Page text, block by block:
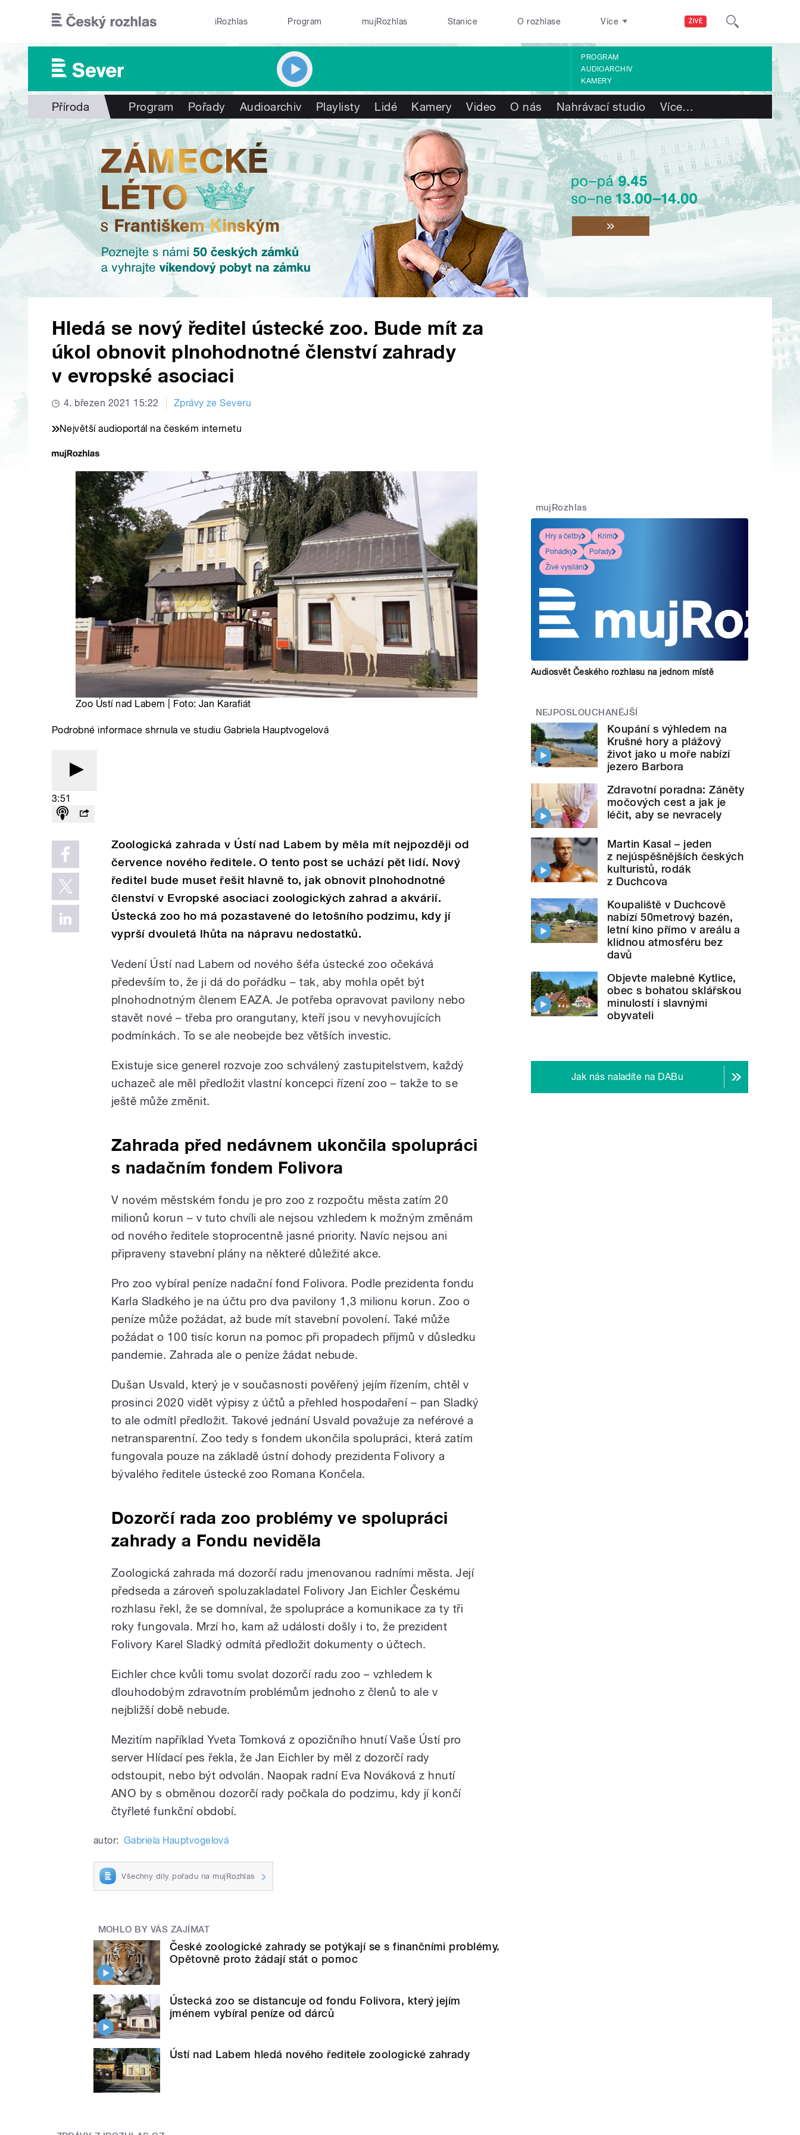
ŽIVĚ
iRozhlas Program mujRozhlas Stanice O rozhlase Více
PROGRAM
AUDIOARCHIV
KAMERY
Příroda Program Pořady Audioarchiv Playlisty Lidé Kamery Video O nás Nahrávací studio Více…
Hledá se nový ředitel ústecké zoo. Bude mít za
úkol obnovit plnohodnotné členství zahrady
v evropské asociaci
4. březen 2021 15:22 Zprávy ze Severu
Největší audioportál na českém internetu
Zoo Ústí nad Labem | Foto: Jan Karafiát
Podrobné informace shrnula ve studiu Gabriela Hauptvogelová
3:51
Zoologická zahrada v Ústí nad Labem by měla mít nejpozději od
července nového ředitele. O tento post se uchází pět lidí. Nový
ředitel bude muset řešit hlavně to, jak obnovit plnohodnotné
členství v Evropské asociaci zoologických zahrad a akvárií.
Ústecká zoo ho má pozastavené do letošního podzimu, kdy jí
vyprší dvouletá lhůta na nápravu nedostatků.
Vedení Ústí nad Labem od nového šéfa ústecké zoo očekává
především to, že ji dá do pořádku – tak, aby mohla opět být
plnohodnotným členem EAZA. Je potřeba opravovat pavilony nebo
stavět nové – třeba pro orangutany, kteří jsou v nevyhovujících
podmínkách. To se ale neobejde bez větších investic.
Existuje sice generel rozvoje zoo schválený zastupitelstvem, každý
uchazeč ale měl předložit vlastní koncepci řízení zoo – takže to se
ještě může změnit.
Zahrada před nedávnem ukončila spolupráci
s nadačním fondem Folivora
V novém městském fondu je pro zoo z rozpočtu města zatím 20
milionů korun – v tuto chvíli ale nejsou vzhledem k možným změnám
od nového ředitele stoprocentně jasné priority. Navíc nejsou ani
připraveny stavební plány na některé důležité akce.
Pro zoo vybíral peníze nadační fond Folivora. Podle prezidenta fondu
Karla Sladkého je na účtu pro dva pavilony 1,3 milionu korun. Zoo o
peníze může požádat, až bude mít stavební povolení. Také může
požádat o 100 tisíc korun na pomoc při propadech příjmů v důsledku
pandemie. Zahrada ale o peníze žádat nebude.
Dušan Usvald, který je v současnosti pověřený jejím řízením, chtěl v
prosinci 2020 vidět výpisy z účtů a přehled hospodaření – pan Sladký
to ale odmítl předložit. Takové jednání Usvald považuje za neférové a
netransparentní. Zoo tedy s fondem ukončila spolupráci, která zatím
fungovala pouze na základě ústní dohody prezidenta Folivory a
bývalého ředitele ústecké zoo Romana Končela.
Dozorčí rada zoo problémy ve spolupráci
zahrady a Fondu neviděla
Zoologická zahrada má dozorčí radu jmenovanou radními města. Její
předseda a zároveň spoluzakladatel Folivory Jan Eichler Českému
rozhlasu řekl, že se domníval, že spolupráce a komunikace za ty tři
roky fungovala. Mrzí ho, kam až události došly i to, že prezident
Folivory Karel Sladký odmítá předložit dokumenty o účtech.
Eichler chce kvůli tomu svolat dozorčí radu zoo – vzhledem k
dlouhodobým zdravotním problémům jednoho z členů to ale v
nejbližší době nebude.
Mezitím například Yveta Tomková z opozičního hnutí Vaše Ústí pro
server Hlídací pes řekla, že Jan Eichler by měl z dozorčí rady
odstoupit, nebo být odvolán. Naopak radní Eva Nováková z hnutí
ANO by s obměnou dozorčí rady počkala do podzimu, kdy jí končí
čtyřleté funkční období.
autor: Gabriela Hauptvogelová
Všechny díly pořadu na mujRozhlas
MOHLO BY VÁS ZAJÍMAT
České zoologické zahrady se potýkají se s finančními problémy.
Opětovně proto žádají stát o pomoc
Ústecká zoo se distancuje od fondu Folivora, který jejím
jménem vybíral peníze od dárců
Ústí nad Labem hledá nového ředitele zoologické zahrady
mujRozhlas
Hry a četby
Krimi
Pohádky
Pořady
Živé vysílání
Audiosvět Českého rozhlasu na jednom místě
NEJPOSLOUCHANĚJŠÍ
Koupání s výhledem na
Krušné hory a plážový
život jako u moře nabízí
jezero Barbora
Zdravotní poradna: Záněty
močových cest a jak je
léčit, aby se nevracely
Martin Kasal – jeden
z nejúspěšnějších českých
kulturistů, rodák
z Duchcova
Koupaliště v Duchcově
nabízí 50metrový bazén,
letní kino přímo v areálu a
klidnou atmosféru bez
davů
Objevte malebné Kytlice,
obec s bohatou sklářskou
minulostí i slavnými
obyvateli
Jak nás naladíte na DABu